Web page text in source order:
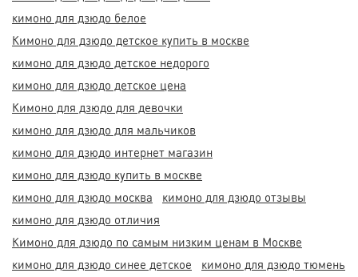
кимоно для дзюдо белое
Кимоно для дзюдо детское купить в москве
кимоно для дзюдо детское недорого
кимоно для дзюдо детское цена
Кимоно для дзюдо для девочки
кимоно для дзюдо для мальчиков
кимоно для дзюдо интернет магазин
кимоно для дзюдо купить в москве
кимоно для дзюдо москва
кимоно для дзюдо отзывы
кимоно для дзюдо отличия
Кимоно для дзюдо по самым низким ценам в Москве
кимоно для дзюдо синее детское
кимоно для дзюдо тюмень